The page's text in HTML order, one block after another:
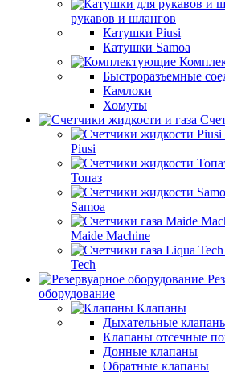
рукавов и шлангов
Катушки Piusi
Катушки Samoa
Быстроразъемные
Камлоки
Хомуты
Piusi
Топаз
Samoa
Maide Machine
Tech
оборудование
Клапаны
Дыхательные
Клапаны отсечные
Донные клапаны
Обратные клапаны